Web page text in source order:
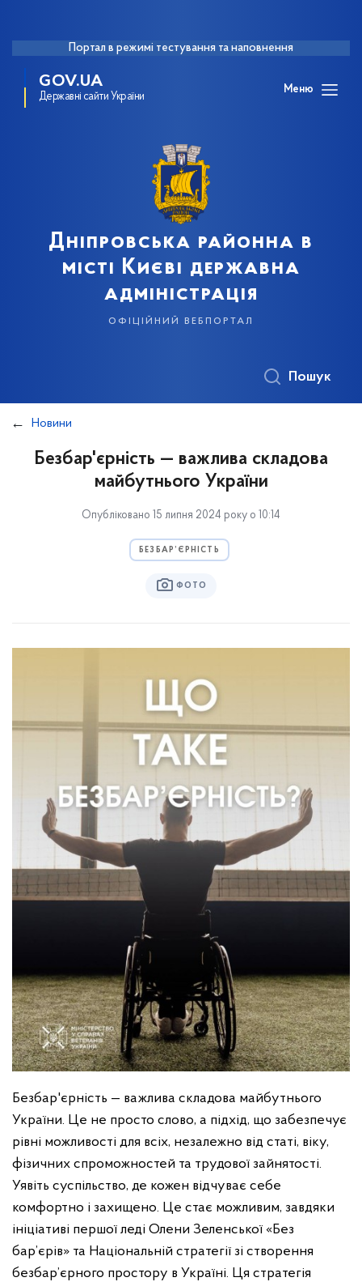
Портал в режимі тестування та наповнення
GOV.UA
Державні сайти України
Меню
Дніпровська районна в
місті Києві державна
адміністрація
офіційний вебпортал
Пошук
Новини
Безбар'єрність — важлива складова
майбутнього України
Опубліковано 15 липня 2024 року о 10:14
БЕЗБАР’ЄРНІСТЬ
ФОТО
Безбар'єрність — важлива складова майбутнього
України. Це не просто слово, а підхід, що забезпечує
рівні можливості для всіх, незалежно від статі, віку,
фізичних спроможностей та трудової зайнятості.
Уявіть суспільство, де кожен відчуває себе
комфортно і захищено. Це стає можливим, завдяки
ініціативі першої леді Олени Зеленської «Без
бар’єрів» та Національній стратегії зі створення
безбар’єрного простору в Україні. Ця стратегія